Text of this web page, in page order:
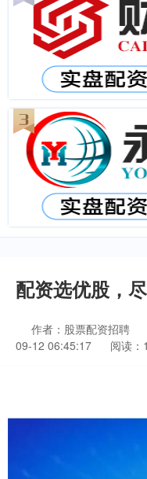
配资选优股，
作者：股票配资招聘
09-12 06:45:17
阅读：